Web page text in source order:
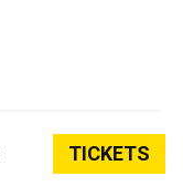
TICKETS